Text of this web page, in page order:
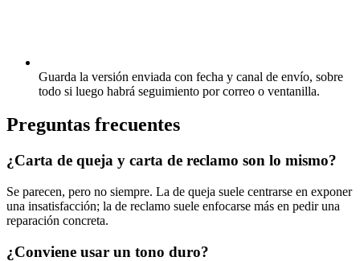
Guarda la versión enviada con fecha y canal de envío, sobre
todo si luego habrá seguimiento por correo o ventanilla.
Preguntas frecuentes
¿Carta de queja y carta de reclamo son lo mismo?
Se parecen, pero no siempre. La de queja suele centrarse en exponer
una insatisfacción; la de reclamo suele enfocarse más en pedir una
reparación concreta.
¿Conviene usar un tono duro?